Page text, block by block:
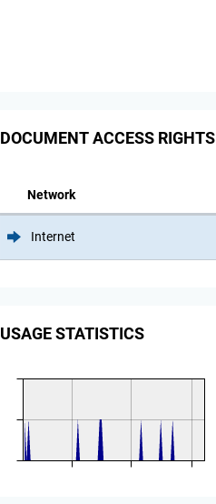
DOCUMENT ACCESS RIGHTS
Network
Internet
USAGE STATISTICS